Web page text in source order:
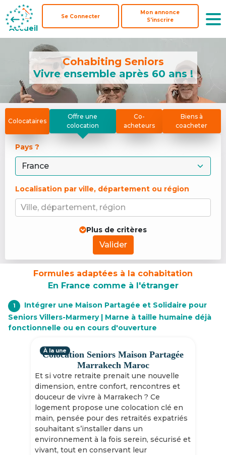
Accueil
Se Connecter
Mon annonce
S'inscrire
Accueil
Se Connecter
Mon annonce
S'inscrire
Cohabiting Seniors
Vivre ensemble après 60 ans !
Colocataires
Offre une
colocation
Co-
acheteurs
Biens à
coacheter
Pays ?
Localisation par ville, département ou région
Ville, département, région
Plus de critères
Valider
Formules adaptées à la cohabitation
En France comme à l'étranger
1
Intégrer une Maison Partagée et Solidaire pour
Seniors Villers-Marmery | Marne à taille humaine déjà
fonctionnelle ou en cours d'ouverture
Colocation Seniors Maison Partagée
Marrakech Maroc
Et si votre retraite prenait une nouvelle
dimension, entre confort, rencontres et
douceur de vivre à Marrakech ? Ce
logement propose une colocation clé en
main, pensée pour des retraités expatriés
souhaitant s’installer dans un
environnement à la fois serein, sécurisé et
vivant, tout en conservant leur
À la une